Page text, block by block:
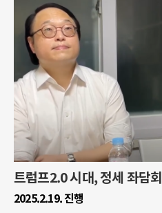
트럼프2.0 시대, 정세 좌담회
2025.2.19. 진행